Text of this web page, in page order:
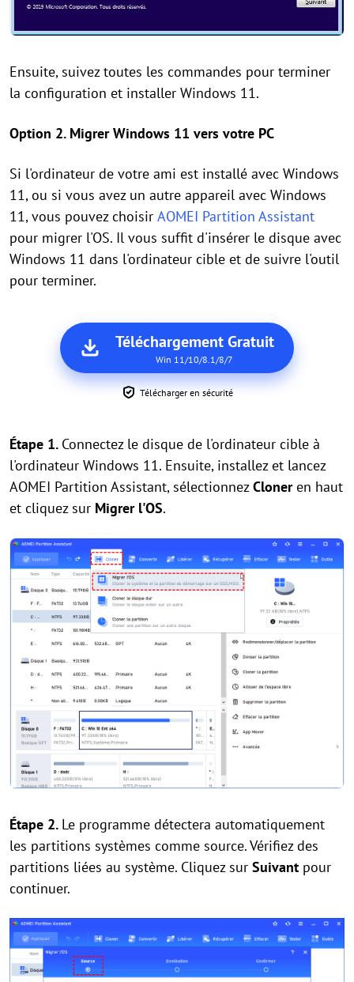
Ensuite, suivez toutes les commandes pour terminer
la configuration et installer Windows 11.
Option 2. Migrer Windows 11 vers votre PC
Si l'ordinateur de votre ami est installé avec Windows
11, ou si vous avez un autre appareil avec Windows
11, vous pouvez choisir AOMEI Partition Assistant
pour migrer l'OS. Il vous suffit d'insérer le disque avec
Windows 11 dans l'ordinateur cible et de suivre l'outil
pour terminer.
Téléchargement Gratuit
Win 11/10/8.1/8/7
Télécharger en sécurité
Étape 1. Connectez le disque de l'ordinateur cible à
l'ordinateur Windows 11. Ensuite, installez et lancez
AOMEI Partition Assistant, sélectionnezCloneren haut
et cliquez sur Migrer l'OS.
Étape 2. Le programme détectera automatiquement
les partitions systèmes comme source. Vérifiez des
partitions liées au système. Cliquez sur Suivant pour
continuer.